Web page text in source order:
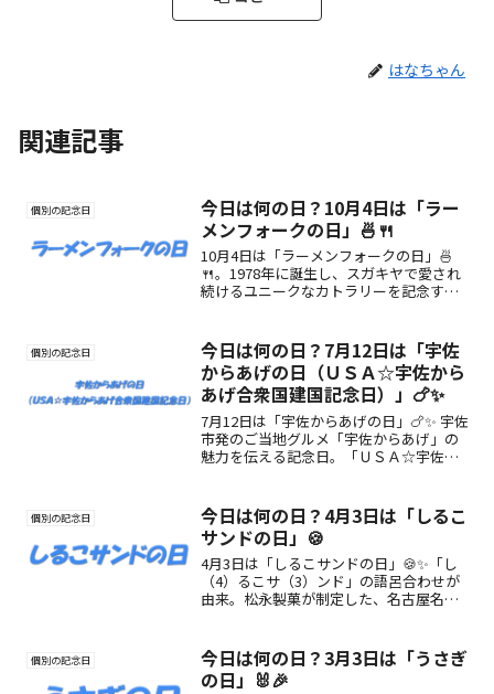
はなちゃん
関連記事
個別の記念日
今日は何の日？10月4日は「ラー
メンフォークの日」🍜🍴
10月4日は「ラーメンフォークの日」🍜
🍴。1978年に誕生し、スガキヤで愛され
続けるユニークなカトラリーを記念する
個別の記念日
今日は何の日？7月12日は「宇佐
からあげの日（ＵＳＡ☆宇佐から
あげ合衆国建国記念日）」🍗✨
7月12日は「宇佐からあげの日」🍗✨ 宇佐
市発のご当地グルメ「宇佐からあげ」の
魅力を伝える記念日。「ＵＳＡ☆宇佐か
個別の記念日
今日は何の日？4月3日は「しるこ
サンドの日」🍪
4月3日は「しるこサンドの日」🍪✨「し
（4）るこサ（3）ンド」の語呂合わせが
由来。松永製菓が制定した、名古屋名物
て人気です😊
個別の記念日
今日は何の日？3月3日は「うさぎ
の日」🐰🎉